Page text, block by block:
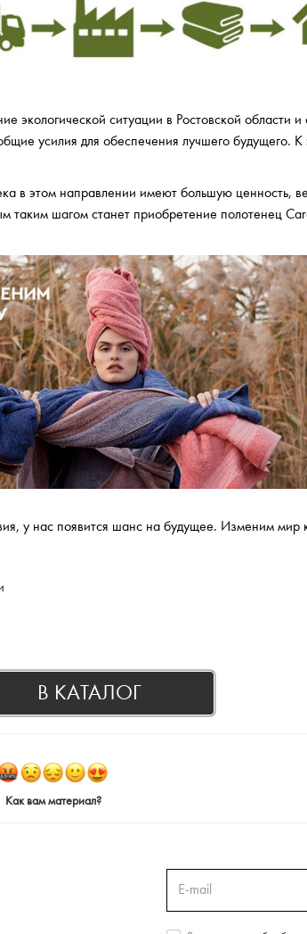
экологической ситуации в Ростовской области
усилия для обеспечения лучшего будущего.
в этом направлении имеют большую ценность,
таким шагом станет приобретение полотенец
у нас появится шанс на будущее. Изменим мир
В КАТАЛОГ
Как вам материал?